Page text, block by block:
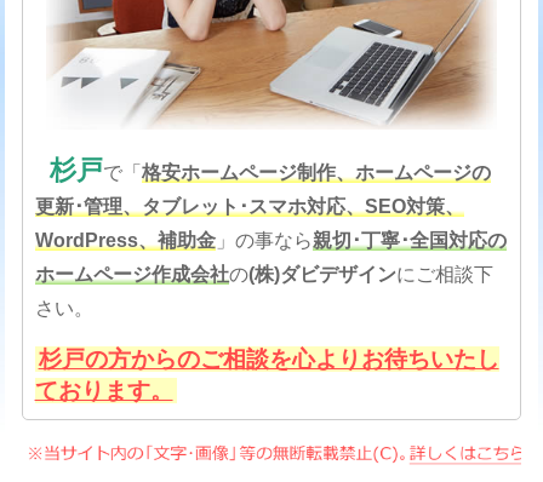
杉戸で「 格安ホームページ制作、ホームページの
更新･管理、タブレット･スマホ対応、SEO対策、
WordPress、補助金」の事なら親切･丁寧･全国対応の
ホームページ作成会社の(株)ダビデザインにご相談下
さい。
杉戸の方からのご相談を心よりお待ちいたし
ております。